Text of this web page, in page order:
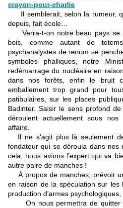
crayon-pour-charlie
Il semblerait, selon la rumeur,
depuis, fait école…
Verra-t-on notre beau pays se
bois, comme autant de
psychanalystes de renom se
symboles phalliques, notre
redémarrage du nucléaire en
dans nos forêts, enfin le bruit
emballement trop grand pour
patibulaires, sur les places
Badinter. Saisir le sens profond
déroulent actuellement sous
affaire.
Il ne s’agit plus là seulement
fondateur qui se déroula dans
cela, nous avions l’expert qui va
autre paire de manches !
À propos de manches, prévoir
en raison de la spéculation sur
production d’armes
On nous permettra de quitter